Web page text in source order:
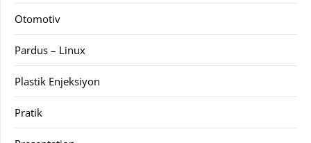
Otomotiv
Pardus – Linux
Plastik Enjeksiyon
Pratik